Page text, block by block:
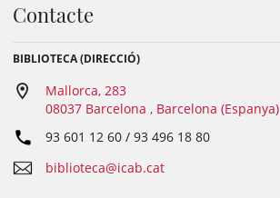
Contacte
BIBLIOTECA (DIRECCIÓ)
Mallorca, 283
08037 Barcelona , Barcelona (Espanya)
93 601 12 60 / 93 496 18 80
biblioteca@icab.cat